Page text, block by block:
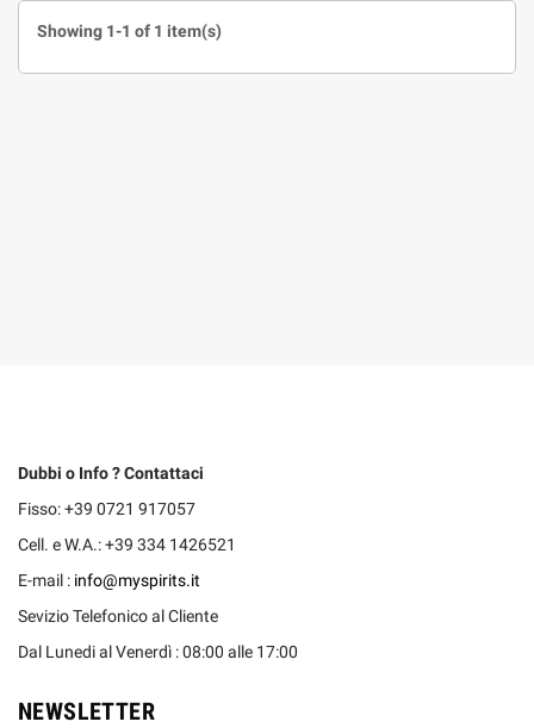
Showing 1-1 of 1 item(s)
Dubbi o Info ? Contattaci
Fisso: +39 0721 917057
Cell. e W.A.: +39 334 1426521
E-mail : info@myspirits.it
Sevizio Telefonico al Cliente
Dal Lunedi al Venerdì : 08:00 alle 17:00
NEWSLETTER